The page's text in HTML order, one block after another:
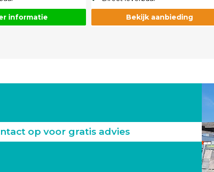
informatie Bekijk aanbieding
op voor gratis advies